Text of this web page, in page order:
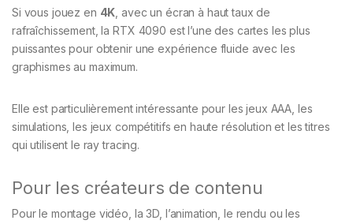
Si vous jouez en 4K, avec un écran à haut taux de
rafraîchissement, la RTX 4090 est l’une des cartes les plus
puissantes pour obtenir une expérience fluide avec les
graphismes au maximum.
Elle est particulièrement intéressante pour les jeux AAA, les
simulations, les jeux compétitifs en haute résolution et les titres
qui utilisent le ray tracing.
Pour les créateurs de contenu
Pour le montage vidéo, la 3D, l’animation, le rendu ou les